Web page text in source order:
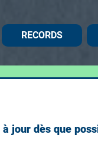
RECORDS
jour dès que